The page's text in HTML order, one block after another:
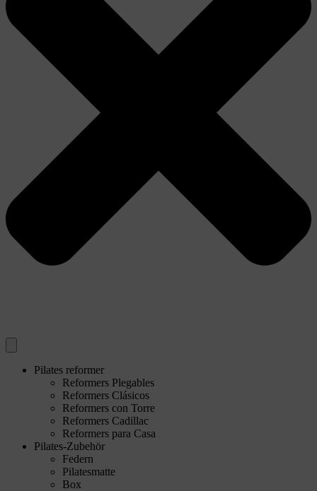
Pilates reformer
Reformers Plegables
Reformers Clásicos
Reformers con Torre
Reformers Cadillac
Reformers para Casa
Pilates-Zubehör
Federn
Pilatesmatte
Box